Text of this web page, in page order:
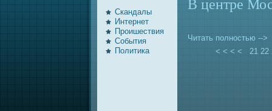
Скандалы
Интернeт
Проишествия
События
Политика
В центре
Читать полностью -->
< < < <
21 22